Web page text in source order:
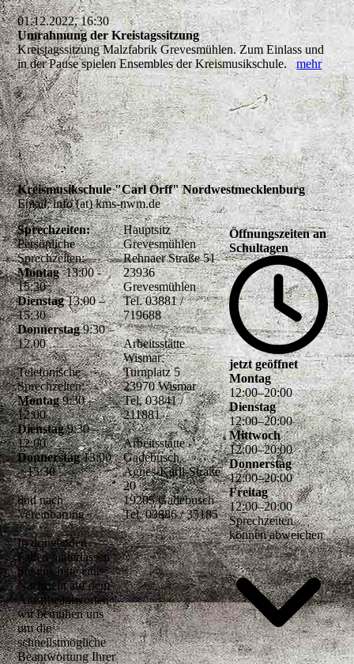
01.12.2022, 16:30
Umrahmung der Kreistagssitzung
Kreistagssitzung Malzfabrik Grevesmühlen. Zum Einlass und
in der Pause spielen Ensembles der Kreismusikschule.mehr
Kreismusikschule "Carl Orff" Nordwestmecklenburg
Email: info (at) kms-nwm.de
Sprechzeiten:
Persönliche
Sprechzeiten:
Montag13:00 -
15:30
Dienstag13:00 –
15:30
Donnerstag9:30 –
12.00
Telefonische
Sprechzeiten:
Montag9:30 –
12:00
Dienstag9:30 –
12:00
Donnerstag13:00
– 15:30
und nach
Vereinbarung
In dringenden
Fällen hinterlassen
Sie uns bitte eine
Nachricht auf dem
Anrufbeantworter,
wir bemühen uns
um die
schnellstmögliche
Beantwortung Ihrer
Hauptsitz
Grevesmühlen
Rehnaer Straße 51
23936
Grevesmühlen
Tel. 03881 /
719688
Arbeitsstätte
Wismar
Turnplatz 5
23970 Wismar
Tel. 03841 /
211881
Arbeitsstätte
Gadebusch
Agnes-Karll-Straße
20
19205 Gadebusch
Tel. 03886 / 35185
Öffnungszeiten an
Schultagen
jetzt geöffnet
Montag
12:00–20:00
Dienstag
12:00–20:00
Mittwoch
12:00–20:00
Donnerstag
12:00–20:00
Freitag
12:00–20:00
Sprechzeiten
können abweichen